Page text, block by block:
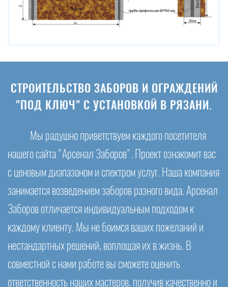
СТРОИТЕЛЬСТВО ЗАБОРОВ И ОГРАЖДЕНИЙ
"ПОД КЛЮЧ" С УСТАНОВКОЙ В РЯЗАНИ.
Мы радушно приветствуем каждого посетителя
нашего сайта "Арсенал Заборов". Проект ознакомит вас
с ценовым диапазоном и спектром услуг. Наша компания
занимается возведением заборов разного вида. Арсенал
Заборов отличается индивидуальным подходом к
каждому клиенту. Мы не боимся ваших пожеланий и
нестандартных решений, воплощая их в жизнь. В
совместной с нами работе вы сможете оценить
ответственность наших мастеров, получив качественно и